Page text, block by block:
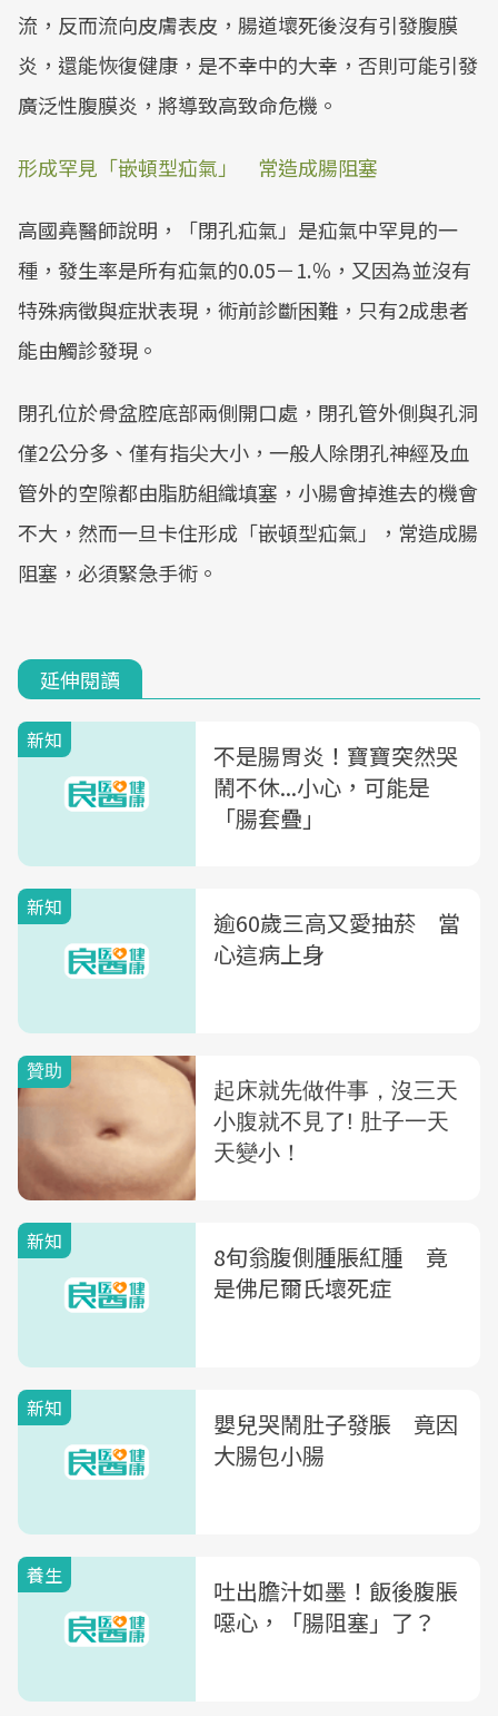
流，反而流向皮膚表皮，腸道壞死後沒有引發腹膜
炎，還能恢復健康，是不幸中的大幸，否則可能引發
廣泛性腹膜炎，將導致高致命危機。
形成罕見「嵌頓型疝氣」 常造成腸阻塞
高國堯醫師說明，「閉孔疝氣」是疝氣中罕見的一
種，發生率是所有疝氣的0.05－1.％，又因為並沒有
特殊病徵與症狀表現，術前診斷困難，只有2成患者
能由觸診發現。
閉孔位於骨盆腔底部兩側開口處，閉孔管外側與孔洞
僅2公分多、僅有指尖大小，一般人除閉孔神經及血
管外的空隙都由脂肪組織填塞，小腸會掉進去的機會
不大，然而一旦卡住形成「嵌頓型疝氣」，常造成腸
阻塞，必須緊急手術。
延伸閱讀
新知
不是腸胃炎！寶寶突然哭
鬧不休...小心，可能是
「腸套疊」
新知
逾60歲三高又愛抽菸 當
心這病上身
新知
8旬翁腹側腫脹紅腫 竟
是佛尼爾氏壞死症
新知
嬰兒哭鬧肚子發脹 竟因
大腸包小腸
養生
吐出膽汁如墨！飯後腹脹
噁心，「腸阻塞」了？